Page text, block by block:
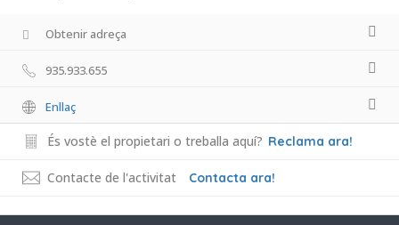
Obtenir adreça
935.933.655
Enllaç
És vostè el propietari o treballa aquí? Reclama ara!
Contacte de l'activitat Contacta ara!